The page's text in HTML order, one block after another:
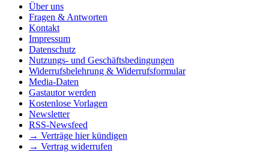
Über uns
Fragen & Antworten
Kontakt
Impressum
Datenschutz
Nutzungs- und Geschäftsbedingungen
Widerrufsbelehrung & Widerrufsformular
Media-Daten
Gastautor werden
Kostenlose Vorlagen
Newsletter
RSS-Newsfeed
→ Verträge hier kündigen
→ Vertrag widerrufen